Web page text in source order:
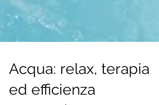
Acqua: relax, terapia